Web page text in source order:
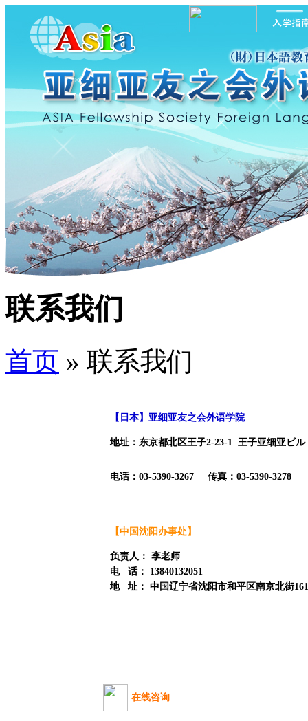
联系我们
首页 » 联系我们
【日本】亚细亚友之会外语学院
地址：东京都北区王子2-23-1 王子亚细亚ビル
电话： 03-5390-3267 传真： 03-5390-3278
【中国沈阳办事处】
负责人： 李老师
电 话： 13840132051
地 址： 中国辽宁省沈阳市和平区南京北街
在线咨询